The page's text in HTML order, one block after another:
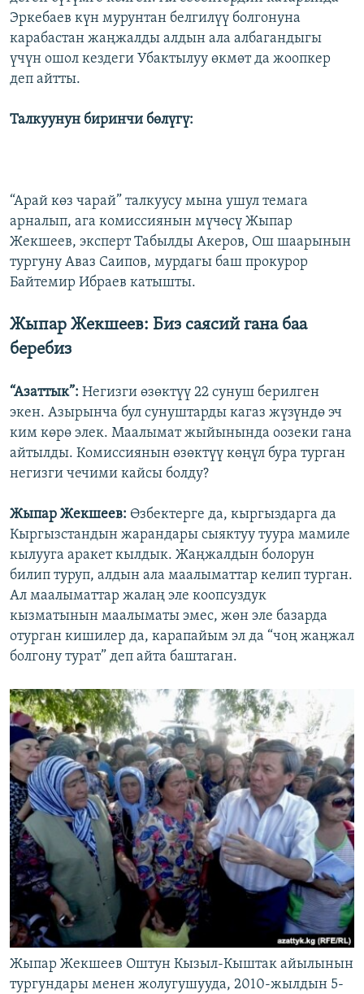
Эркебаев күн мурунтан белгилүү болгонуна
карабастан жаңжалды алдын ала албагандыгы
үчүн ошол кездеги Убактылуу өкмөт да жоопкер
деп айтты.
Талкуунун биринчи бөлүгү:
“Арай көз чарай” талкуусу мына ушул темага
арналып, ага комиссиянын мүчөсү Жыпар
Жекшеев, эксперт Табылды Акеров, Ош шаарынын
тургуну Аваз Саипов, мурдагы баш прокурор
Байтемир Ибраев катышты.
Жыпар Жекшеев: Биз саясий гана баа
беребиз
“Азаттык”: Негизги өзөктүү 22 сунуш берилген
экен. Азырынча бул сунуштарды кагаз жүзүндө эч
ким көрө элек. Маалымат жыйынында оозеки гана
айтылды. Комиссиянын өзөктүү көңүл бура турган
негизги чечими кайсы болду?
Жыпар Жекшеев: Өзбектерге да, кыргыздарга да
Кыргызстандын жарандары сыяктуу туура мамиле
кылууга аракет кылдык. Жаңжалдын болорун
билип туруп, алдын ала маалыматтар келип турган.
Ал маалыматтар жалаң эле коопсуздук
кызматынын маалыматы эмес, жөн эле базарда
отурган кишилер да, карапайым эл да “чоң жаңжал
болгону турат” деп айта баштаган.
Жыпар Жекшеев Оштун Кызыл-Кыштак айылынын
тургундары менен жолугушууда, 2010-жылдын 5-